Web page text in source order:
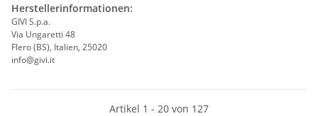
Herstellerinformationen:
GIVI S.p.a.
Via Ungaretti 48
Flero (BS), Italien, 25020
info@givi.it
Artikel 1 - 20 von 127